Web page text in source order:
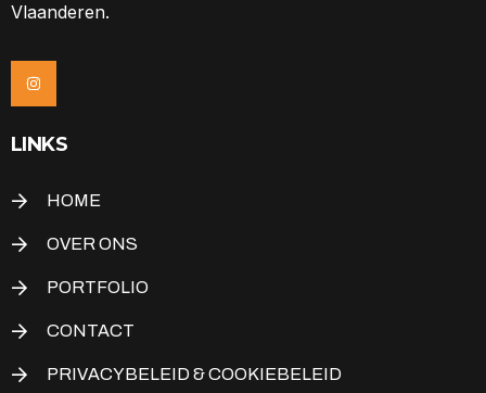
Vlaanderen.
LINKS
HOME
OVER ONS
PORTFOLIO
CONTACT
PRIVACYBELEID & COOKIEBELEID